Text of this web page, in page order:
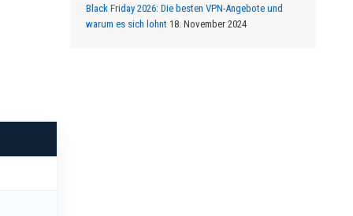
Black Friday 2026: Die besten VPN-Angebote und
warum es sich lohnt 18. November 2024